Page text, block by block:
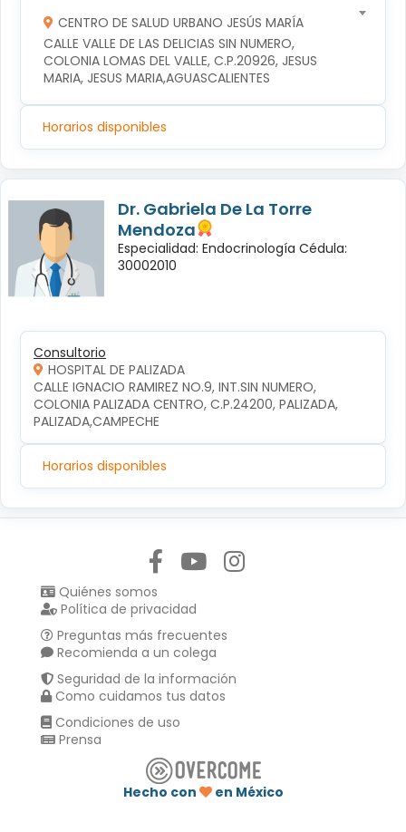
CENTRO DE SALUD URBANO JESÚS MARÍA
CALLE VALLE DE LAS DELICIAS SIN NUMERO,
COLONIA LOMAS DEL VALLE, C.P.20926, JESUS
MARIA, JESUS MARIA,AGUASCALIENTES
Horarios disponibles
Dr. Gabriela De La Torre
Mendoza
Especialidad: Endocrinología Cédula:
30002010
Consultorio
HOSPITAL DE PALIZADA
CALLE IGNACIO RAMIREZ NO.9, INT.SIN NUMERO,
COLONIA PALIZADA CENTRO, C.P.24200, PALIZADA,
PALIZADA,CAMPECHE
Horarios disponibles
Quiénes somos
Política de privacidad
Preguntas más frecuentes
Recomienda a un colega
Seguridad de la información
Como cuidamos tus datos
Condiciones de uso
Prensa
Hecho con
en México